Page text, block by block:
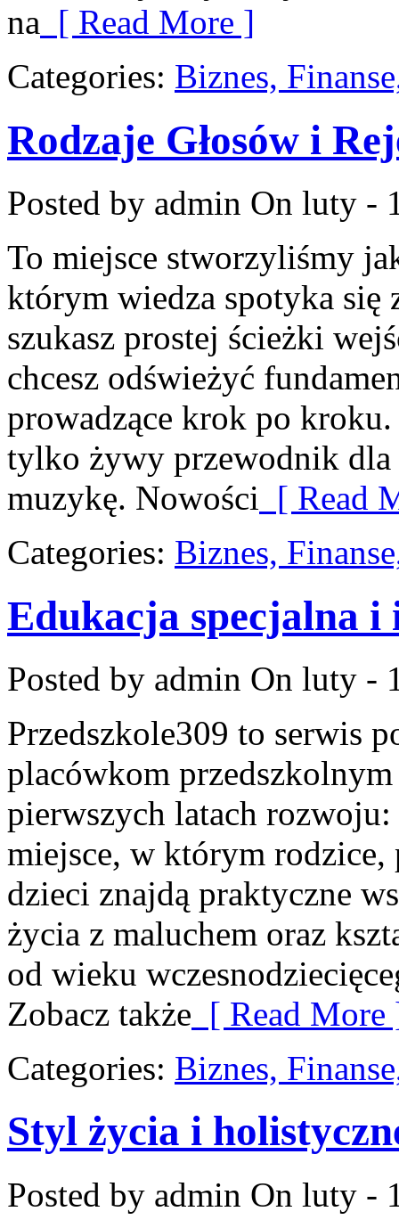
na [ Read More ]
Categories: Biznes,
Rodzaje Głosów i
Posted by admin On luty -
To miejsce stworzyliśmy
którym wiedza spotyka się
szukasz prostej ścieżki
chcesz odświeżyć
prowadzące krok po
tylko żywy przewodnik dla
muzykę. Nowości [ Read
Categories: Biznes,
Edukacja specjalna
Posted by admin On luty -
Przedszkole309 to serwis
placówkom
pierwszych latach
miejsce, w którym rodzice,
dzieci znajdą praktyczne
życia z maluchem oraz
od wieku
Zobacz także [ Read More
Categories: Biznes,
Styl życia i
Posted by admin On luty -